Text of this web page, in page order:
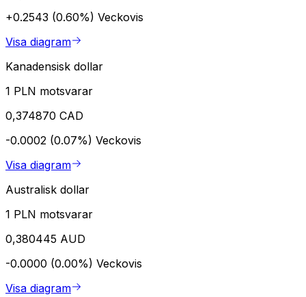
+0.2543 (0.60%) Veckovis
Visa diagram
Kanadensisk dollar
1 PLN motsvarar
0,374870 CAD
-0.0002 (0.07%) Veckovis
Visa diagram
Australisk dollar
1 PLN motsvarar
0,380445 AUD
-0.0000 (0.00%) Veckovis
Visa diagram